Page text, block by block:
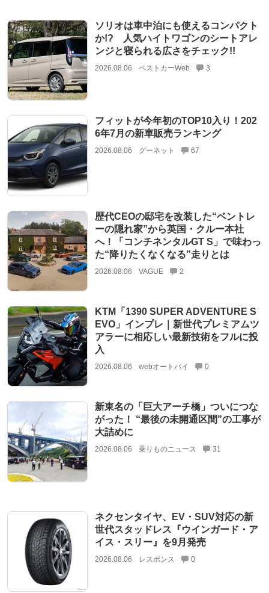
ソリオは車中泊にも使えるコンパクト
か!? 人気ハイトワゴンのシートアレ
ンジと寝られる広さをチェック!!
2026.08.06 ベストカーWeb 3
フィットが今年初のTOP10入り！202
6年7月の新車販売ランキング
2026.08.06 グーネット 67
歴代CEOの邸宅を改装した“ベントレ
ーの隠れ家”から英国・クルー本社
へ！「コンチネンタルGT S」で味わっ
た“降りたくなくなる”走りとは
2026.08.06 VAGUE 2
KTM「1390 SUPER ADVENTURE S
EVO」インプレ｜新世代プレミアムツ
アラーに相応しい最新技術をフルに投
入
2026.08.06 webオートバイ 0
新東名の「巨大アーチ橋」ついにつな
がった！ “最後の未開通区間”の工事が
大詰めに
2026.08.06 乗りものニュース 31
ネクセンタイヤ、EV・SUV対応の新
世代スタッドレス『ウインガード・ア
イス・スリー』を9月発売
2026.08.06 レスポンス 0